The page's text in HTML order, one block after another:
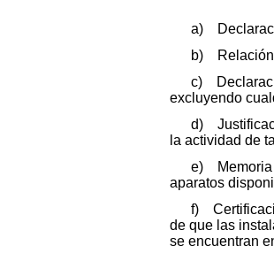
a)
b) Relación
c)
excluyendo
d)
la actividad de
e) Memoria
aparatos
f)
de que las
se encuentran